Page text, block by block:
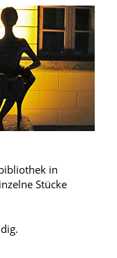
in
Stücke